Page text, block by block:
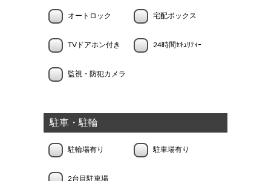
オートロック 宅配ボックス
TVドアホン付き 24時間ｾｷｭﾘﾃｨｰ
監視・防犯カメラ
駐車・駐輪
駐輪場有り 駐車場有り
2台目駐車場